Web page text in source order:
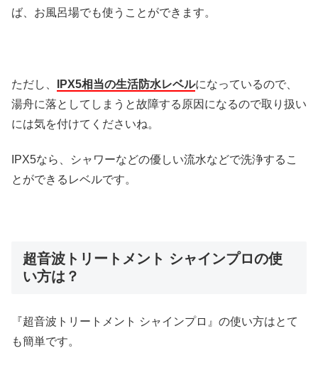
ば、お風呂場でも使うことができます。
ただし、 IPX5相当の生活防水レベルになっているので、
湯舟に落としてしまうと故障する原因になるので取り扱い
には気を付けてくださいね。
IPX5なら、シャワーなどの優しい流水などで洗浄するこ
とができるレベルです。
超音波トリートメント シャインプロの使
い方は？
『超音波トリートメント シャインプロ』の使い方はとて
も簡単です。